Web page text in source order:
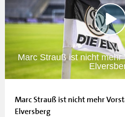
Marc Strauß ist nicht mehr
Marc Strauß ist nicht mehr
Elversberg